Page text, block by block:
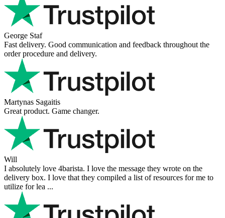
George Staf
Fast delivery. Good communication and feedback throughout the
order procedure and delivery.
Martynas Sagaitis
Great product. Game changer.
Will
I absolutely love 4barista. I love the message they wrote on the
delivery box. I love that they compiled a list of resources for me to
utilize for lea ...